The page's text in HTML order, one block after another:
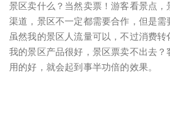
景区卖什么？当然卖票！游客看景点
渠道，景区不一定都需要合作，但是
虽然我的景区人流量可以，不过消费
我的景区产品很好，景区票卖不出去
用的好，就会起到事半功倍的效果。